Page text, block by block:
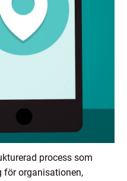
process som
organisationen,